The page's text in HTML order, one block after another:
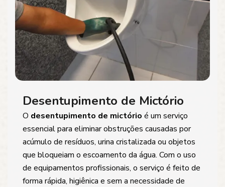
Desentupimento de Mictório
O desentupimento de mictório é um serviço
essencial para eliminar obstruções causadas por
acúmulo de resíduos, urina cristalizada ou objetos
que bloqueiam o escoamento da água. Com o uso
de equipamentos profissionais, o serviço é feito de
forma rápida, higiênica e sem a necessidade de